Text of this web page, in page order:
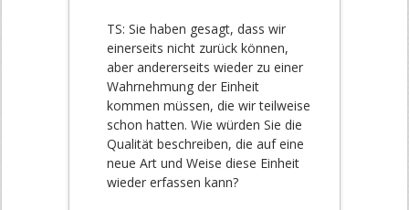
TS: Sie haben gesagt, dass wir
einerseits nicht zurück können,
aber andererseits wieder zu einer
Wahrnehmung der Einheit
kommen müssen, die wir teilweise
schon hatten. Wie würden Sie die
Qualität beschreiben, die auf eine
neue Art und Weise diese Einheit
wieder erfassen kann?